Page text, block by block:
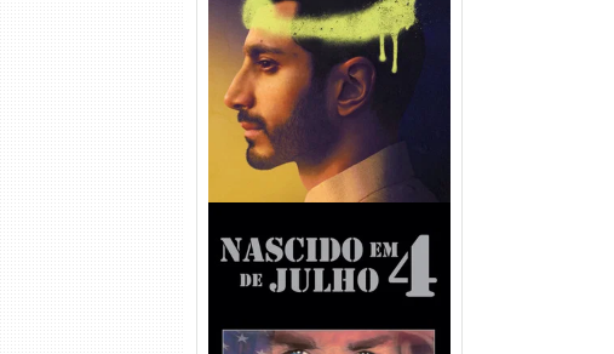
Hamlet Torrent (2026) WEB-
DL 1080p Dual Áudio